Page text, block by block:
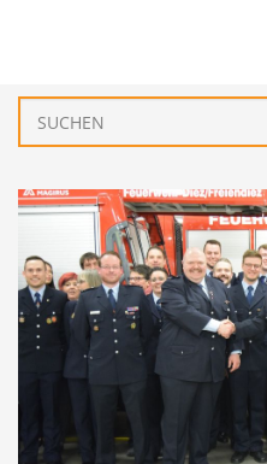
BÜRGERSERVICE
VERWALTUNG
GEMEINDEN
TOURISMUS &
WIRTSCHAFT